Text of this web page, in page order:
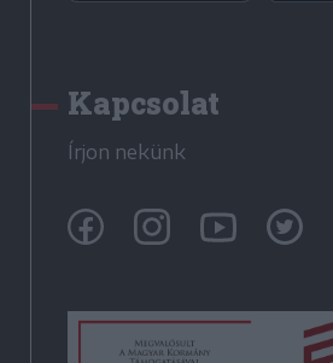
Kapcsolat
Írjon nekünk